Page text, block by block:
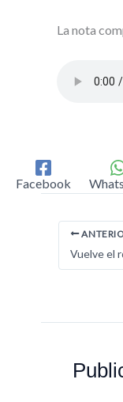
La nota
Facebook
Vuelve el